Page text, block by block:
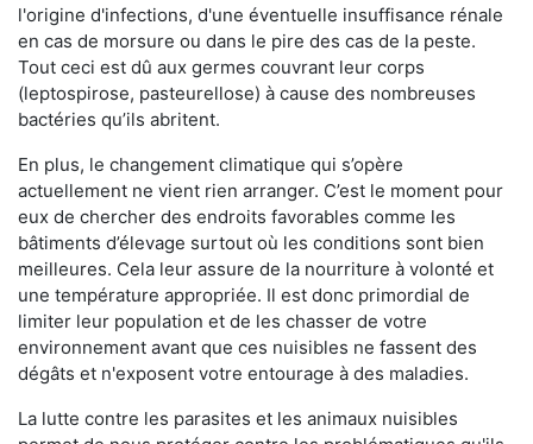
l'origine d'infections, d'une éventuelle insuffisance rénale
en cas de morsure ou dans le pire des cas de la peste.
Tout ceci est dû aux germes couvrant leur corps
(leptospirose, pasteurellose) à cause des nombreuses
bactéries qu’ils abritent.
En plus, le changement climatique qui s’opère
actuellement ne vient rien arranger. C’est le moment pour
eux de chercher des endroits favorables comme les
bâtiments d’élevage surtout où les conditions sont bien
meilleures. Cela leur assure de la nourriture à volonté et
une température appropriée. Il est donc primordial de
limiter leur population et de les chasser de votre
environnement avant que ces nuisibles ne fassent des
dégâts et n'exposent votre entourage à des maladies.
La lutte contre les parasites et les animaux nuisibles